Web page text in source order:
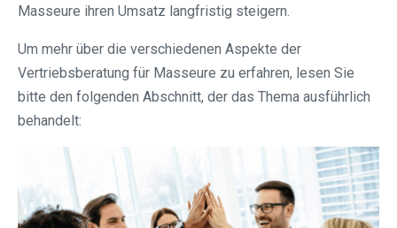
Masseure ihren Umsatz langfristig steigern.
Um mehr über die verschiedenen Aspekte der
Vertriebsberatung für Masseure zu erfahren, lesen Sie
bitte den folgenden Abschnitt, der das Thema ausführlich
behandelt: